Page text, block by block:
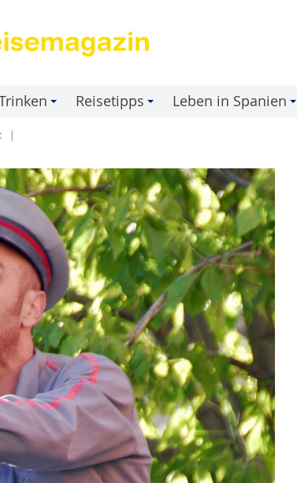
Reisetipps Leben in Spanien